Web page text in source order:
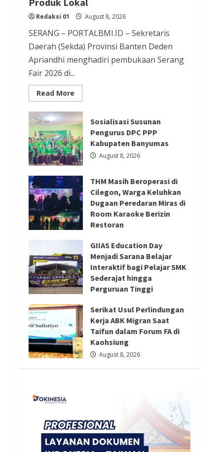
Redaksi 01
Berita Ekonomi dan Bisnis
Berita Otomotif
Berita Trending
GIIAS Education Day Menjadi
Sarana Belajar Interaktif bagi
Pelajar SMK Sederajat hingga
Perguruan Tinggi
Redaksi 01
Berita Ekonomi dan Bisnis
Berita Mancanegara
Serikat Usul Perlindungan Kerja
ABK Migran Saat Taifun dalam
Forum FA di Kaohsiung
Redaksi 01 August 8, 2026
Redaksi 01 August 8, 2026
SERANG – PORTALBMI.ID – Sekretaris
Daerah (Sekda) Provinsi Banten Deden
Apriandhi menghadiri pembukaan Serang
Fair 2026 di...
Read More
more
Serang
Fair
2026
Jadi
Etalase
UMKM,
Sekda
Deden
Ajak
Masyarakat
Cintai
Produk
Lokal
Sosialisasi Susunan
Pengurus DPC PPP
Kabupaten Banyumas
August 8, 2026
THM Masih Beroperasi di
Cilegon, Warga Keluhkan
Dugaan Peredaran Miras di
Room Karaoke Berizin
Restoran
GIIAS Education Day
Menjadi Sarana Belajar
Interaktif bagi Pelajar SMK
Sederajat hingga
Perguruan Tinggi
Serikat Usul Perlindungan
Kerja ABK Migran Saat
Taifun dalam Forum FA di
Kaohsiung
August 8, 2026